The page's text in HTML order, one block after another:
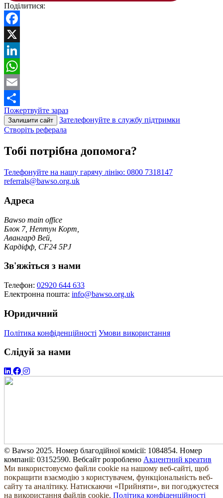
Поділитися:
Facebook
X
LinkedIn
WhatsApp
Email
Поділитися
Пожертвуйте зараз
Залишити сайт
Зателефонуйте в службу підтримки
Створіть реферала
Тобі потрібна допомога?
Телефонуйте на нашу гарячу лінію: 0800 7318147
referrals@bawso.org.uk
Адреса
Bawso main office
Блок 7, Нептун Корт,
Авангард Вей,
Кардіфф, CF24 5PJ
Зв'яжіться з нами
Телефон: 02920 644 633
Електронна пошта: info@bawso.org.uk
Юридичний
Політика конфіденційності Умови використання
Слідуй за нами
© Bawso 2025. Номер благодійної комісії: 1084854. Номер
компанії: 03152590. Вебсайт розроблено Акцентний креатив
Ми використовуємо файли cookie на нашому веб-сайті, щоб
покращити взаємодію з користувачем, функціональність веб-
сайту та аналітику. Натискаючи «Прийняти», ви погоджуєтеся
на використання файлів cookie. Політика конфіденційності